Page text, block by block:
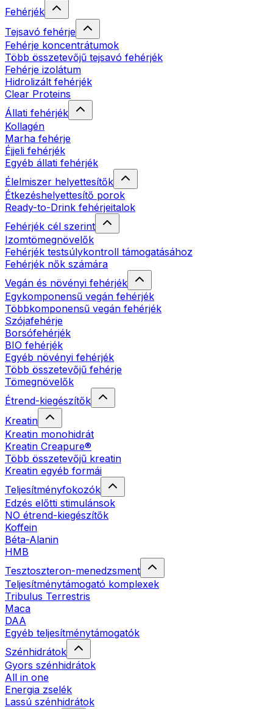
Fehérjék
Tejsavó fehérje
Fehérje koncentrátumok
Több összetevőjű tejsavó fehérjék
Fehérje izolátum
Hidrolizált fehérjék
Clear Proteins
Állati fehérjék
Kollagén
Marha fehérje
Éjjeli fehérjék
Egyéb állati fehérjék
Élelmiszer helyettesítők
Étkezéshelyettesítő porok
Ready-to-Drink fehérjeitalok
Fehérjék cél szerint
Izomtömegnövelők
Fehérjék testsúlykontroll támogatásához
Fehérjék nők számára
Vegán és növényi fehérjék
Egykomponensű vegán fehérjék
Többkomponensű vegán fehérjék
Szójafehérje
Borsófehérjék
BIO fehérjék
Egyéb növényi fehérjék
Több összetevőjű fehérje
Tömegnövelők
Étrend-kiegészítők
Kreatin
Kreatin monohidrát
Kreatin Creapure®
Több összetevőjű kreatin
Kreatin egyéb formái
Teljesítményfokozók
Edzés előtti stimulánsok
NO étrend-kiegészítők
Koffein
Béta-Alanin
HMB
Tesztoszteron-menedzsment
Teljesítménytámogató komplexek
Tribulus Terrestris
Maca
DAA
Egyéb teljesítménytámogatók
Szénhidrátok
Gyors szénhidrátok
All in one
Energia zselék
Lassú szénhidrátok